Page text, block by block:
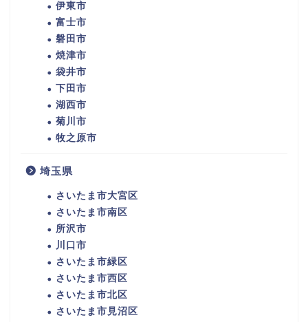
伊東市
富士市
磐田市
焼津市
袋井市
下田市
湖西市
菊川市
牧之原市
埼玉県
さいたま市大宮区
さいたま市南区
所沢市
川口市
さいたま市緑区
さいたま市西区
さいたま市北区
さいたま市見沼区